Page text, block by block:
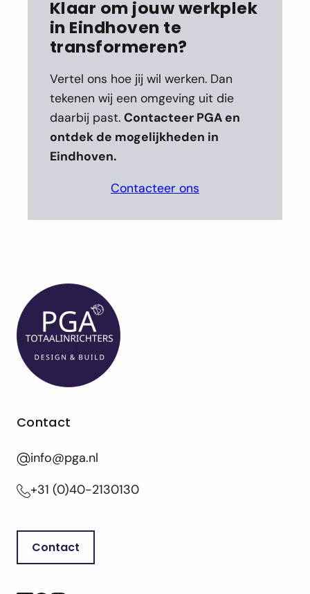
Klaar om jouw werkplek
in Eindhoven te
transformeren?
Vertel ons hoe jij wil werken. Dan
tekenen wij een omgeving uit die
daarbij past. Contacteer PGA en
ontdek de mogelijkheden in
Eindhoven.
Contacteer ons
Contact
info@pga.nl
+31 (0)40-2130130
Contact